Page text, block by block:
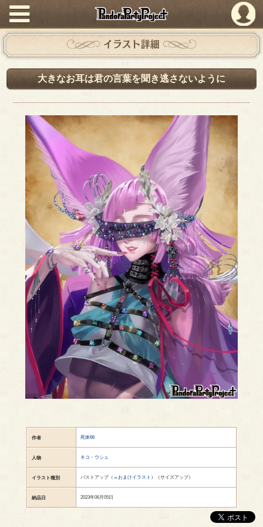
PandoraPartyProject
イラスト詳細
大きなお耳は君の言葉を聞き逃さないように
作者 死体66
人物 キコ・ウシュ
イラスト種別 バストアップ（ →おまけイラスト ）（サイズアップ）
納品日 2023年06月05日